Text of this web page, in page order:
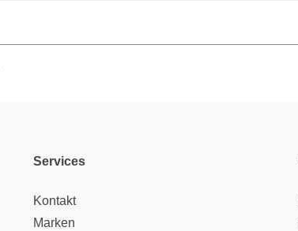
Services
Kontakt
Marken